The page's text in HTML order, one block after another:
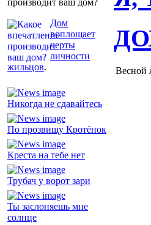
Дом
воплощает
черты
личности
жильцов.
Никогда не сдавайтесь
По прозвищу Кротёнок
Креста на тебе нет
Трубач у ворот зари
Ты заслоняешь мне
солнце
Весной